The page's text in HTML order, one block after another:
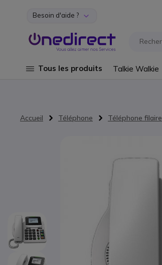
Aller au contenu
Besoin d'aide ?
Tous les produits Talkie Walkie
Accueil Téléphone Téléphone filaire